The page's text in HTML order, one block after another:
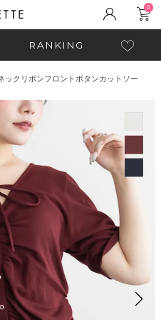
0
RANKING
ックリボンフロントボタンカットソー